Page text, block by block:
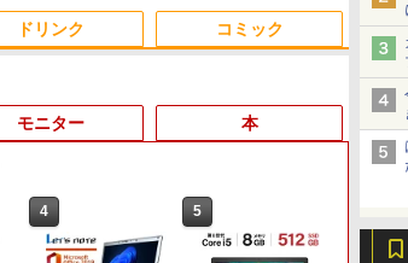
ドリンク コミック
4 5
モニター 本